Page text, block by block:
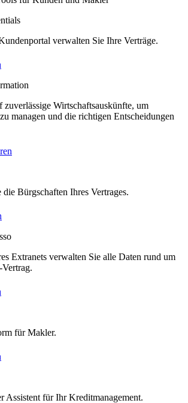
verwalten Sie Ihre Verträge.
zuverlässige Wirtschaftsauskünfte, um
managen und die richtigen Entscheidungen
Bürgschaften Ihres Vertrages.
Extranets verwalten Sie alle Daten rund um
für Makler.
Assistent für Ihr Kreditmanagement.